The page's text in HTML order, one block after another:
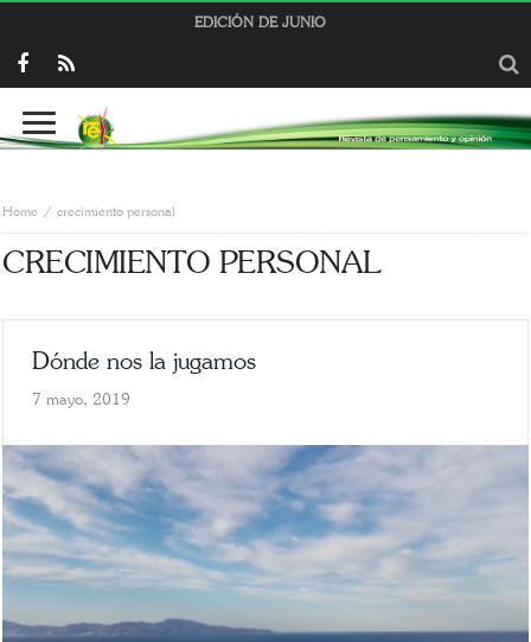
EDICIÓN DE JUNIO
Home crecimiento personal
CRECIMIENTO PERSONAL
Dónde nos la jugamos
7 mayo, 2019